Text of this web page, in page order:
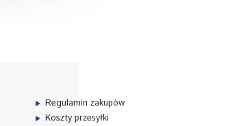
Regulamin zakupów
Koszty przesyłki